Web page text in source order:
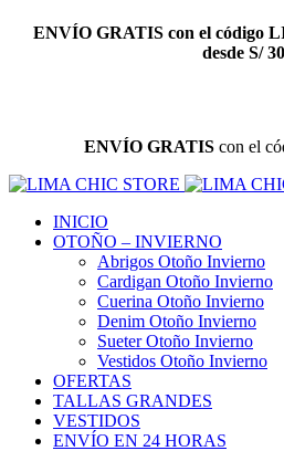
ENVÍO GRATIScon el código
desde S/
ENVÍO GRATIScon el
INICIO
OTOÑO – INVIERNO
Abrigos Otoño Invierno
Cardigan Otoño Invierno
Cuerina Otoño Invierno
Denim Otoño Invierno
Sueter Otoño Invierno
Vestidos Otoño Invierno
OFERTAS
TALLAS GRANDES
VESTIDOS
ENVÍO EN 24 HORAS